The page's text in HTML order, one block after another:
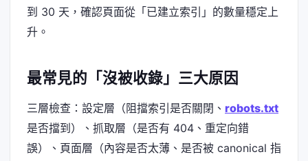
到 30 天，確認頁面從「已建立索引」的數量穩定上
升。
最常見的「沒被收錄」三大原因
三層檢查：設定層（阻擋索引是否關閉、 robots.txt
是否擋到）、抓取層（是否有 404、重定向錯
誤）、頁面層（內容是否太薄、是否被 canonical 指